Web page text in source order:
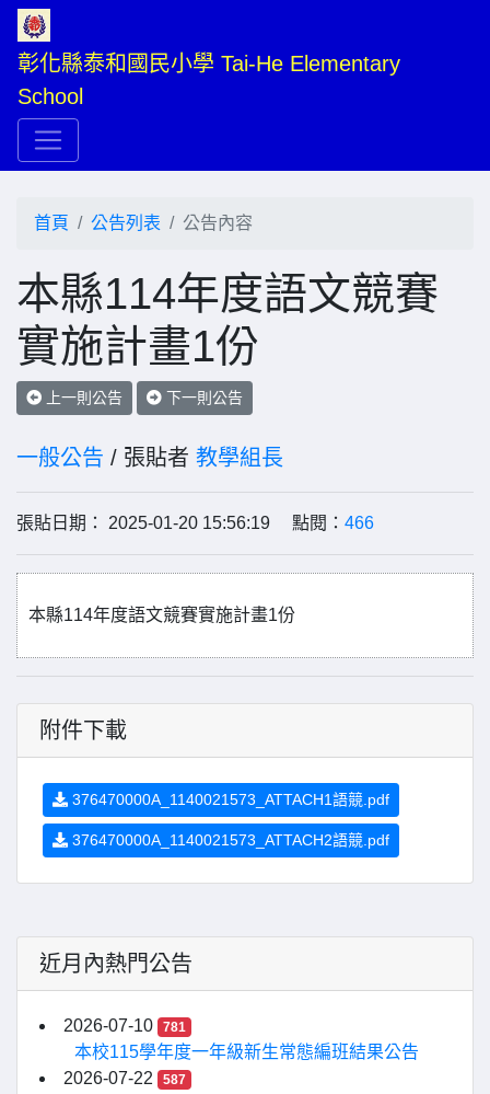
彰化縣泰和國民小學 Tai-He Elementary
School
首頁 公告列表 公告內容
本縣114年度語文競賽
實施計畫1份
上一則公告 下一則公告
一般公告 / 張貼者 教學組長
張貼日期： 2025-01-20 15:56:19 點閱： 466
本縣114年度語文競賽實施計畫1份
附件下載
376470000A_1140021573_ATTACH1語競.pdf
376470000A_1140021573_ATTACH2語競.pdf
近月內熱門公告
2026-07-10 781
本校115學年度一年級新生常態編班結果公告
2026-07-22
587